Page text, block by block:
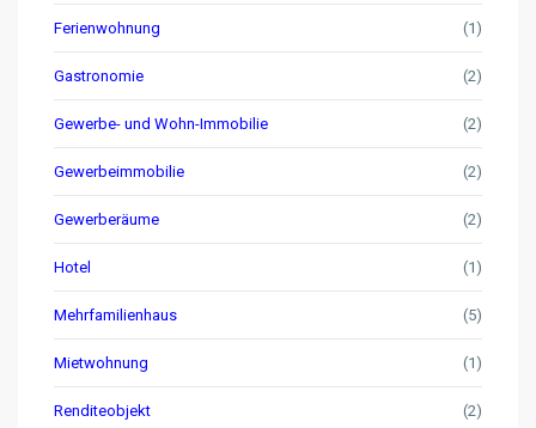
Ferienwohnung (1)
Gastronomie (2)
Gewerbe- und Wohn-Immobilie (2)
Gewerbeimmobilie (2)
Gewerberäume (2)
Hotel (1)
Mehrfamilienhaus (5)
Mietwohnung (1)
Renditeobjekt (2)